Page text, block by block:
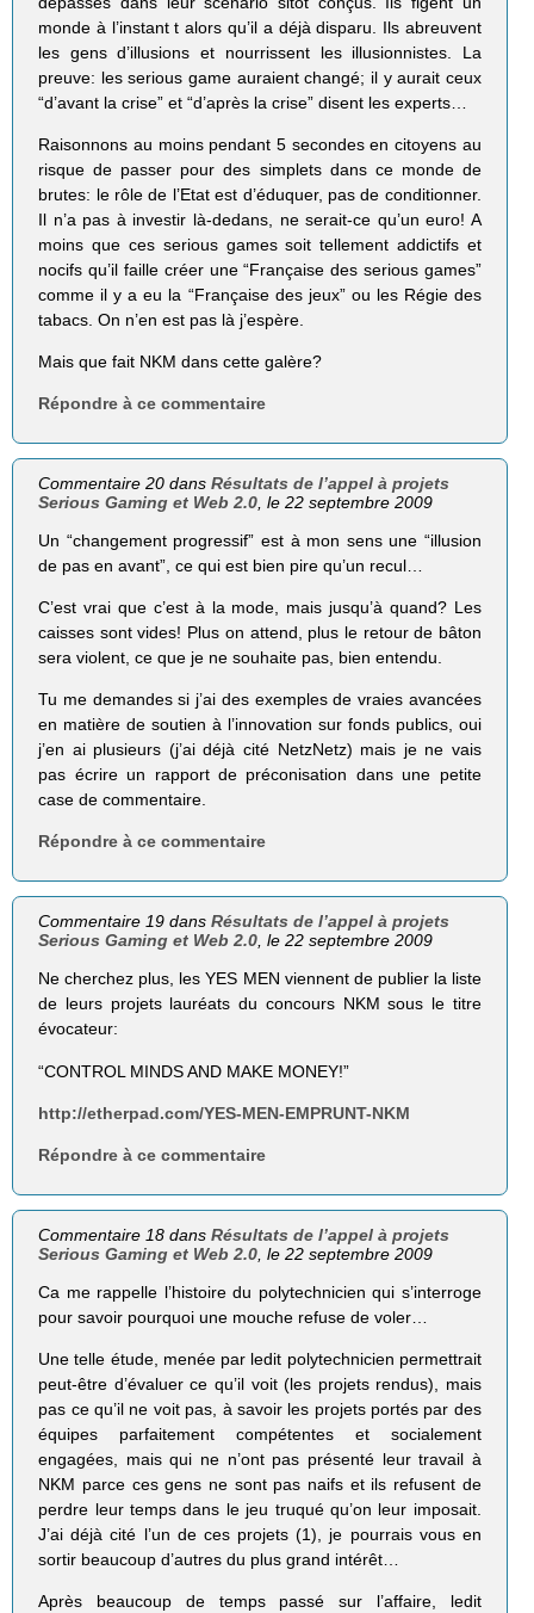
monde à l’instant t alors qu’il a déjà disparu. Ils abreuvent
les gens d’illusions et nourrissent les illusionnistes. La
preuve: les serious game auraient changé; il y aurait ceux
“d’avant la crise” et “d’après la crise” disent les experts…
Raisonnons au moins pendant 5 secondes en citoyens au
risque de passer pour des simplets dans ce monde de
brutes: le rôle de l’Etat est d’éduquer, pas de conditionner.
Il n’a pas à investir là-dedans, ne serait-ce qu’un euro! A
moins que ces serious games soit tellement addictifs et
nocifs qu’il faille créer une “Française des serious games”
comme il y a eu la “Française des jeux” ou les Régie des
tabacs. On n’en est pas là j’espère.
Mais que fait NKM dans cette galère?
Répondre à ce commentaire
Commentaire 20 dansRésultats de l’appel à projets
Serious Gaming et Web 2.0 , le 22 septembre 2009
Un “changement progressif” est à mon sens une “illusion
de pas en avant”, ce qui est bien pire qu’un recul…
C’est vrai que c’est à la mode, mais jusqu’à quand? Les
caisses sont vides! Plus on attend, plus le retour de bâton
sera violent, ce que je ne souhaite pas, bien entendu.
Tu me demandes si j’ai des exemples de vraies avancées
en matière de soutien à l’innovation sur fonds publics, oui
j’en ai plusieurs (j’ai déjà cité NetzNetz) mais je ne vais
pas écrire un rapport de préconisation dans une petite
case de commentaire.
Répondre à ce commentaire
Commentaire 19 dansRésultats de l’appel à projets
Serious Gaming et Web 2.0, le 22 septembre 2009
Ne cherchez plus, les YES MEN viennent de publier la liste
de leurs projets lauréats du concours NKM sous le titre
évocateur:
“CONTROL MINDS AND MAKE MONEY!”
http://etherpad.com/YES-MEN-EMPRUNT-NKM
Répondre à ce commentaire
Commentaire 18 dansRésultats de l’appel à projets
Serious Gaming et Web 2.0 , le 22 septembre 2009
Ca me rappelle l’histoire du polytechnicien qui s’interroge
pour savoir pourquoi une mouche refuse de voler…
Une telle étude, menée par ledit polytechnicien permettrait
peut-être d’évaluer ce qu’il voit (les projets rendus), mais
pas ce qu’il ne voit pas, à savoir les projets portés par des
équipes parfaitement compétentes et socialement
engagées, mais qui ne n’ont pas présenté leur travail à
NKM parce ces gens ne sont pas naifs et ils refusent de
perdre leur temps dans le jeu truqué qu’on leur imposait.
J’ai déjà cité l’un de ces projets (1), je pourrais vous en
sortir beaucoup d’autres du plus grand intérêt…
Après beaucoup de temps passé sur l’affaire, ledit